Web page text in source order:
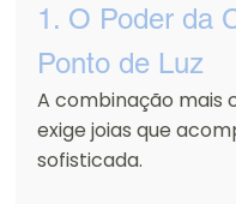
1. O Poder da
Ponto de Luz
A combinação mais
exige joias que
sofisticada.